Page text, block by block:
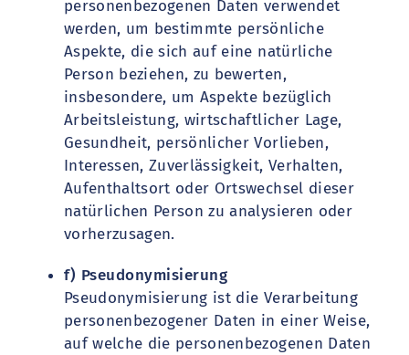
personenbezogenen Daten verwendet
werden, um bestimmte persönliche
Aspekte, die sich auf eine natürliche
Person beziehen, zu bewerten,
insbesondere, um Aspekte bezüglich
Arbeitsleistung, wirtschaftlicher Lage,
Gesundheit, persönlicher Vorlieben,
Interessen, Zuverlässigkeit, Verhalten,
Aufenthaltsort oder Ortswechsel dieser
natürlichen Person zu analysieren oder
vorherzusagen.
f) Pseudonymisierung
Pseudonymisierung ist die Verarbeitung
personenbezogener Daten in einer Weise,
auf welche die personenbezogenen Daten